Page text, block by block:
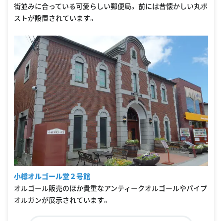
街並みに合っている可愛らしい郵便局。 前には昔懐かしい丸ポ
ストが設置されています。
小樽オルゴール堂２号館
オルゴール販売のほか貴重なアンティークオルゴールやパイプ
オルガンが展示されています。